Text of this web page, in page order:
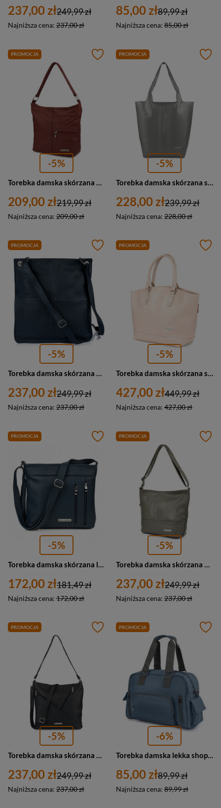
237,00 zł
Najniższa cena: 237,00 zł
249,99 zł 85,00 zł
Najniższa cena: 85,00 zł
89,99 zł
PROMOCJA
-5%
209,00 zł
Najniższa cena: 209,00 zł
219,99 zł
PROMOCJA
-5%
228,00 zł
Najniższa cena: 228,00 zł
239,99 zł
PROMOCJA
-5%
Torebka damska skórzana miejska na ramię Beltimore 972 duża granatowa
237,00 zł
Najniższa cena: 237,00 zł
249,99 zł
PROMOCJA
-5%
Torebka damska skórzana shopperka croco koszyk Beltimore S15 A4 pudrowy róż
427,00 zł
Najniższa cena: 427,00 zł
449,99 zł
PROMOCJA
-5%
172,00 zł
Najniższa cena: 172,00 zł
181,49 zł
PROMOCJA
-5%
237,00 zł
Najniższa cena: 237,00 zł
249,99 zł
PROMOCJA
-5%
Torebka damska skórzana miejska klasyczna Beltimore L39 duża czarna
237,00 zł
Najniższa cena: 237,00 zł
249,99 zł
PROMOCJA
-6%
Torebka damska lekka shopperka niebieska na ramię - Beltimore J32
85,00 zł
Najniższa cena: 89,99 zł
89,99 zł